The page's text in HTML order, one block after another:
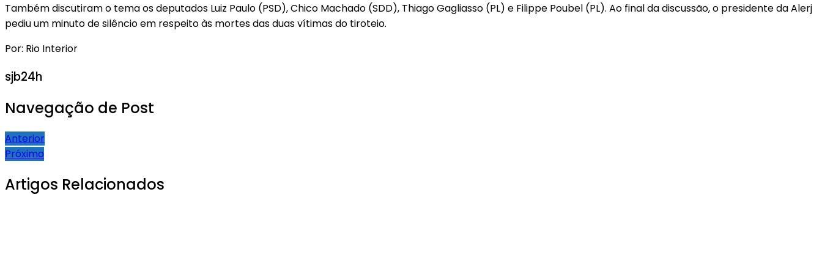
Também discutiram o tema os deputados Luiz Paulo (PSD), Chico Machado (SDD), Thiago Gagliasso (PL) e Filippe Poubel (PL). Ao final da discussão, o presidente da Alerj
pediu um minuto de silêncio em respeito às mortes das duas vítimas do tiroteio.
Por: Rio Interior
sjb24h
Navegação de Post
Anterior
Próximo
Artigos Relacionados